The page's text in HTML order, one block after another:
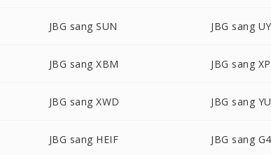
JBG sang SUN JBG sang
JBG sang XBM JBG sang
JBG sang XWD JBG sang
JBG sang HEIF JBG sang G4